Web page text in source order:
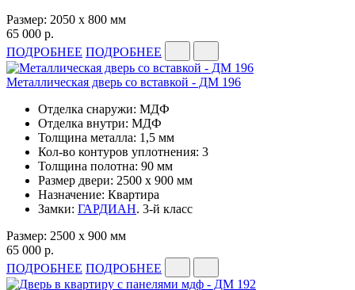
Размер: 2050 x 800 мм
65 000 р.
ПОДРОБНЕЕ ПОДРОБНЕЕ
Металлическая дверь со вставкой - ДМ 196
Отделка снаружи: МДФ
Отделка внутри: МДФ
Толщина металла: 1,5 мм
Кол-во контуров уплотнения: 3
Толщина полотна: 90 мм
Размер двери: 2500 х 900 мм
Назначение: Квартира
Замки: ГАРДИАН. 3-й класс
Размер: 2500 х 900 мм
65 000 р.
ПОДРОБНЕЕ ПОДРОБНЕЕ